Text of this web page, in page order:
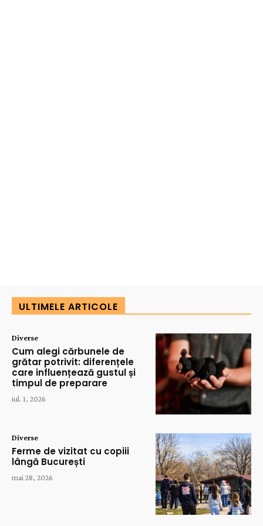
ULTIMELE ARTICOLE
Diverse
Cum alegi cărbunele de
grătar potrivit: diferențele
care influențează gustul și
timpul de preparare
iul. 1, 2026
Diverse
Ferme de vizitat cu copiii
lângă București
mai 28, 2026